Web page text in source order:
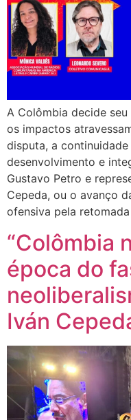
A Colômbia decide
os impactos
disputa, a
desenvolvimento e
Gustavo Petro e
Cepeda, ou o avanço
ofensiva pela
“Colômbia
época do
Iván